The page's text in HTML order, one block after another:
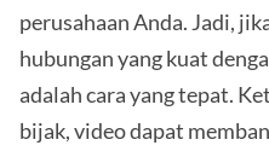
perusahaan Anda. Jadi,
hubungan yang kuat
adalah cara yang tepat.
bijak, video dapat